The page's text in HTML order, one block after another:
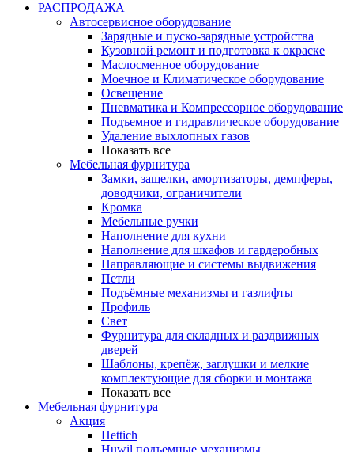
РАСПРОДАЖА
Автосервисное оборудование
Зарядные и пуско-зарядные устройства
Кузовной ремонт и подготовка к окраске
Маслосменное оборудование
Моечное и Климатическое оборудование
Освещение
Пневматика и Компрессорное оборудование
Подъемное и гидравлическое оборудование
Удаление выхлопных газов
Показать все
Мебельная фурнитура
Замки, защелки, амортизаторы, демпферы,
доводчики, ограничители
Кромка
Мебельные ручки
Наполнение для кухни
Наполнение для шкафов и гардеробных
Направляющие и системы выдвижения
Петли
Подъёмные механизмы и газлифты
Профиль
Свет
Фурнитура для складных и раздвижных
дверей
Шаблоны, крепёж, заглушки и мелкие
комплектующие для сборки и монтажа
Показать все
Мебельная фурнитура
Акция
Hettich